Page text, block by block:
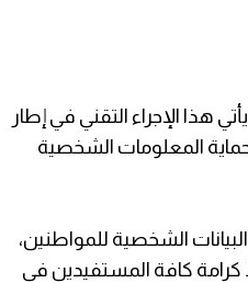
هذا الإجراء التقني في إطار
حماية المعلومات الشخصية
الشخصية للمواطنين،
كافة المستفيدين في